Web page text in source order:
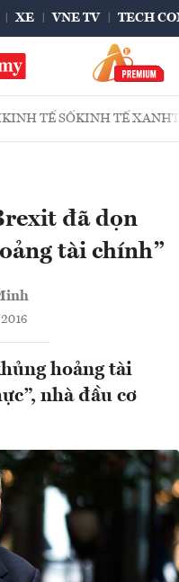
XE VNE TV TECH
KINH TẾ SỐKINH TẾ XANH
đã dọn
tài chính”
hoảng tài
nhà đầu cơ